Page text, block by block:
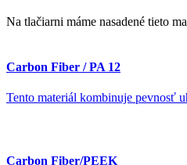
Na tlačiarni máme nasadené tieto
Carbon Fiber / PA 12
Tento materiál kombinuje pevnosť
Carbon Fiber/PEEK